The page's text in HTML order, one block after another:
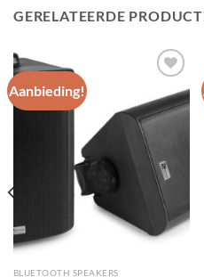
GERELATEERDE
Aanbieding!
Toevoegen
aan
wenslijst
BLUETOOTH SPEAKERS